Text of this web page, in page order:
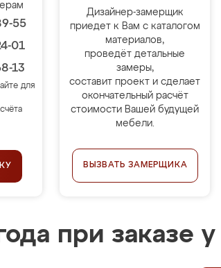
55
01
13
для
Дизайнер-замерщик
приедет к Вам с каталогом
материалов,
проведёт детальные
замеры,
составит проект и сделает
окончательный расчёт
стоимости Вашей будущей
мебели.
ВЫЗВАТЬ ЗАМЕРЩИКА
при заказе у